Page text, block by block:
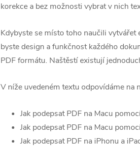
korekce a bez možnosti vybrat v nich
Kdybyste se místo toho naučili
byste design a funkčnost každého
PDF formátu. Naštěstí existují
V níže uvedeném textu odpovídáme na
Jak podepsat PDF na Macu
Jak podepsat PDF na Macu
Jak podepsat PDF na iPhonu a